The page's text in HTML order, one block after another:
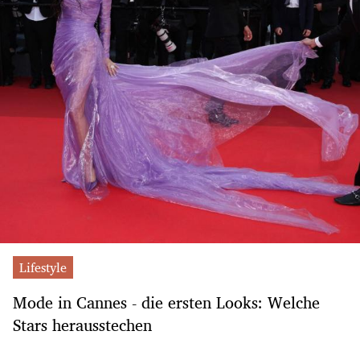
Lifestyle
Mode in Cannes - die ersten Looks: Welche
Stars herausstechen